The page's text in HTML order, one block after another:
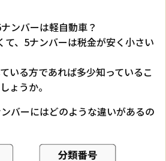
ンバーは軽自動車？
て、5ナンバーは税金が安く小さい
いる方であれば多少知っているこ
ょうか。
バーにはどのような違いがあるの